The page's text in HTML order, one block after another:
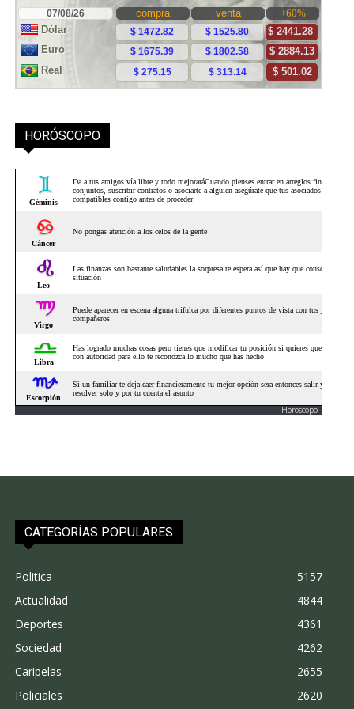
HORÓSCOPO
Horoscopo
CATEGORÍAS POPULARES
Politica
5157
Actualidad
4844
Deportes
4361
Sociedad
4262
Caripelas
2655
Policiales
2620